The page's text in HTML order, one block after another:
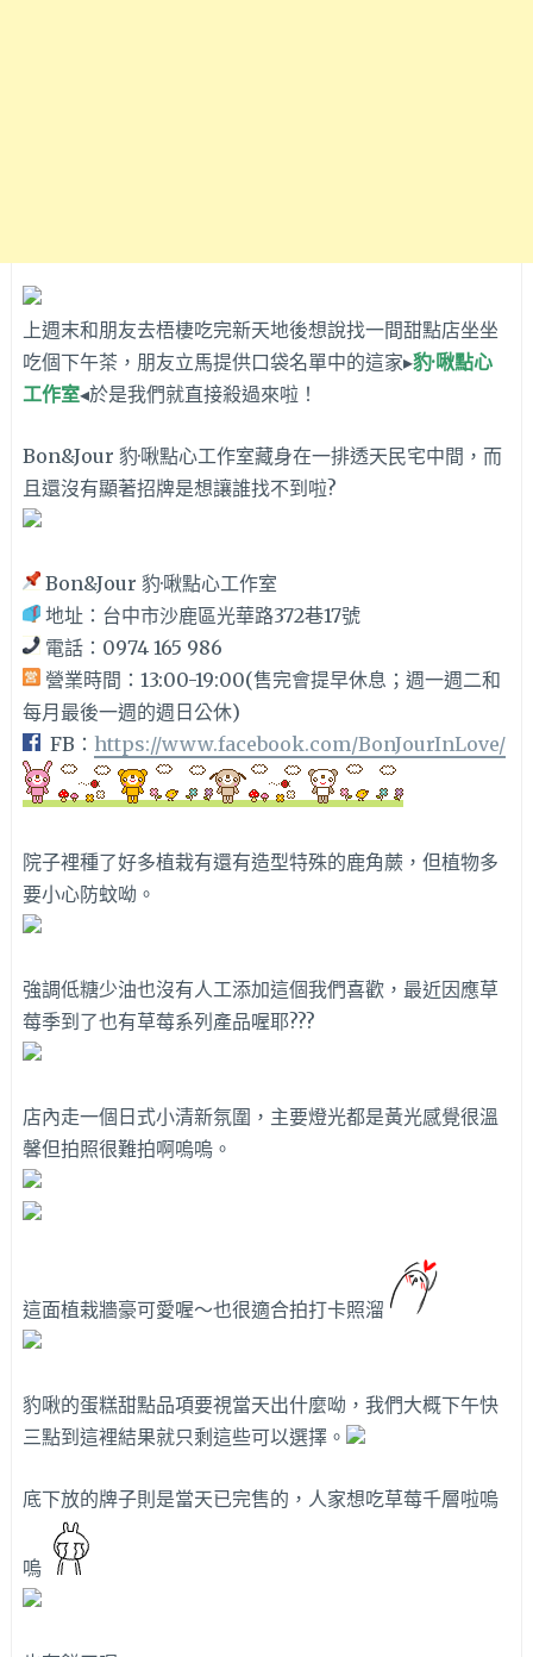
上週末和朋友去梧棲吃完新天地後想說找一間甜點店坐坐
吃個下午茶，朋友立馬提供口袋名單中的這家▸豹·啾點心
工作室◂於是我們就直接殺過來啦！
Bon&Jour 豹·啾點心工作室藏身在一排透天民宅中間，而
且還沒有顯著招牌是想讓誰找不到啦?
Bon&Jour 豹·啾點心工作室
地址：台中市沙鹿區光華路372巷17號
電話：0974 165 986
營業時間：13:00-19:00(售完會提早休息；週一週二和
每月最後一週的週日公休)
FB： https://www.facebook.com/BonJourInLove/
院子裡種了好多植栽有還有造型特殊的鹿角蕨，但植物多
要小心防蚊呦。
強調低糖少油也沒有人工添加這個我們喜歡，最近因應草
莓季到了也有草莓系列產品喔耶???
店內走一個日式小清新氛圍，主要燈光都是黃光感覺很溫
馨但拍照很難拍啊嗚嗚。
這面植栽牆豪可愛喔～也很適合拍打卡照溜
豹啾的蛋糕甜點品項要視當天出什麼呦，我們大概下午快
三點到這裡結果就只剩這些可以選擇。
底下放的牌子則是當天已完售的，人家想吃草莓千層啦嗚
嗚